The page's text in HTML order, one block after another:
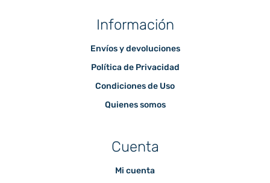
Información
Envíos y devoluciones
Política de Privacidad
Condiciones de Uso
Quienes somos
Cuenta
Mi cuenta